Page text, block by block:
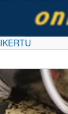
IKERTU